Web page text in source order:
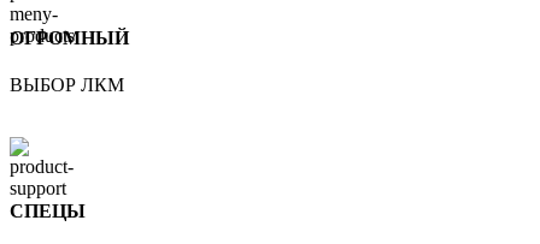
ОГРОМНЫЙ
ВЫБОР ЛКМ
СПЕЦЫ